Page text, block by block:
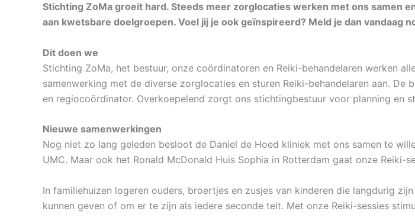
Stichting ZoMa groeit hard. Steeds meer zorglocaties werken met ons samen
aan kwetsbare doelgroepen. Voel jij je ook geïnspireerd? Meld je dan vandaag
Dit doen we
Stichting ZoMa, het bestuur, onze coördinatoren en Reiki-behandelaren werken
samenwerking met de diverse zorglocaties en sturen Reiki-behandelaren aan.
en regiocoördinator. Overkoepelend zorgt ons stichtingbestuur voor planning en
Nieuwe samenwerkingen
Nog niet zo lang geleden besloot de Daniel de Hoed kliniek met ons samen te
UMC. Maar ook het Ronald McDonald Huis Sophia in Rotterdam gaat onze Reiki-
In familiehuizen logeren ouders, broertjes en zusjes van kinderen die langdurig
kunnen geven of om er te zijn als iedere seconde telt. Met onze Reiki-sessies